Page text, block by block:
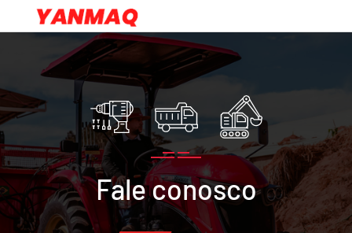
Fale conosco